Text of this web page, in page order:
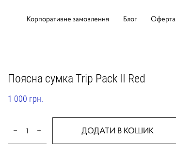
Корпоративне замовлення Блог Оферта
Поясна сумка Trip Pack II Red
1 000 грн.
ДОДАТИ В КОШИК